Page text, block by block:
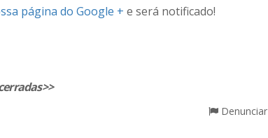
página do Google + e será notificado!
Denunciar